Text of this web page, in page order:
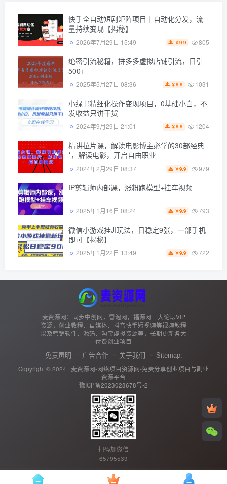
快手全自动短剧矩阵项目｜自动化分发，流
量持续变现【揭秘】
2026年7月29日 15:49 ￥9.9 805
绝密引流秘籍，拼多多虚拟店铺引流，日引
500+
2025年5月27日 08:36 ￥9.9 1031
小绿书精细化操作变现项目，0基础小白，不
发收益只讲干货
2024年9月29日 21:01 ￥9.9 1204
精讲拉片课，解读电影博主必学的30部经典
*，解读电影，开启自由职业
2024年2月29日 08:37 ￥9.9 979
IP剪辑师内部课，涨粉跑模型+挂车视频
2025年1月16日 08:24 ￥9.9 793
微信小游戏挂JI玩法，日稳定9张，一部手机
即可【揭秘】
2025年1月22日 13:49 ￥9.9 722
麦资源网：同步中创网，冒泡网，福源网三大论坛VIP
资源，创业教程、自媒体、抖音快手短视频等视频教程
以及营销软件、源码、淘宝虚拟资源等，长期更新各大
付费创业项目
免责声明 广告合作 关于我们 Sitemap:
Copyright © 2024 · 麦资源网-网络项目资源网-免费分享创业项目与副业
资源平台
豫ICP备2023028678号-2
扫码加微信
65795539